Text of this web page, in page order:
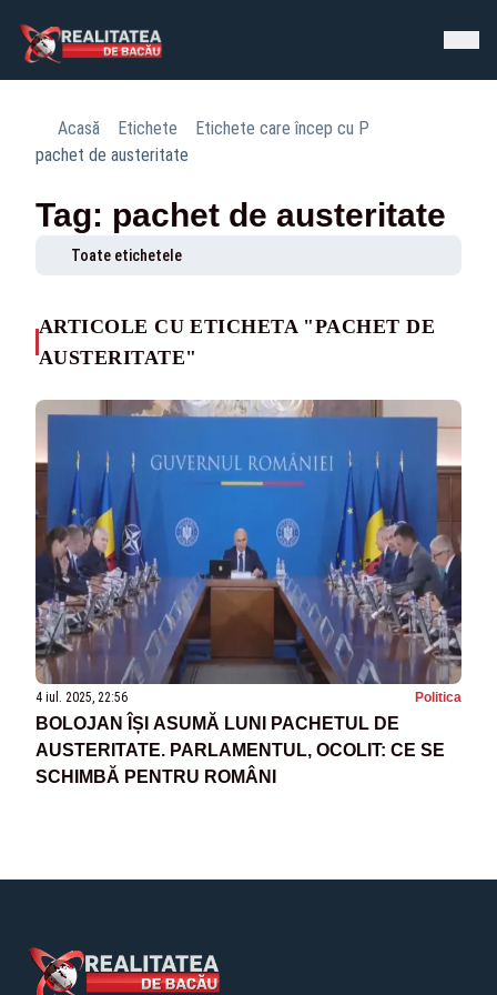
Acasă Etichete
Etichete care încep cu P
pachet de austeritate
Tag: pachet de austeritate
Toate etichetele
ARTICOLE CU ETICHETA "PACHET DE
AUSTERITATE"
4 iul. 2025, 22:56 Politica
BOLOJAN ÎȘI ASUMĂ LUNI PACHETUL DE
AUSTERITATE. PARLAMENTUL, OCOLIT: CE SE
SCHIMBĂ PENTRU ROMÂNI